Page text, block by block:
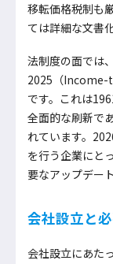
移転価格税制も
ては詳細な文書
法制度の面では
2025（Income-
です。これは
全面的な刷新で
れています。
を行う企業にと
要なアップデー
会社設立と
会社設立にあた